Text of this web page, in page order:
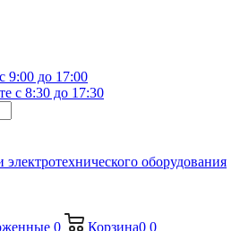
9:00 до 17:00
с 8:30 до 17:30
0 Корзина0 0